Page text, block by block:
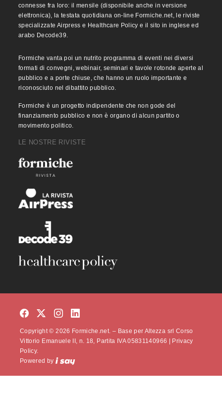
connesse fra loro: il mensile (disponibile anche in versione
elettronica), la testata quotidiana on-line Formiche.net, le riviste
specializzate Airpress e Healthcare Policy e il sito in inglese ed
arabo Decode39.
Formiche vanta poi un nutrito programma di eventi nei diversi
formati di convegni, webinair, seminari e tavole rotonde aperte al
pubblico e a porte chiuse, che hanno un ruolo importante e
riconosciuto nel dibattito pubblico.
Formiche è un progetto indipendente che non gode del
finanziamento pubblico e non è organo di alcun partito o
movimento politico.
LE NOSTRE RIVISTE
Copyright © 2026 Formiche.net. – Base per Altezza srl Corso
Vittorio Emanuele II, n. 18, Partita IVA 05831140966 |
Privacy
Policy.
Powered by